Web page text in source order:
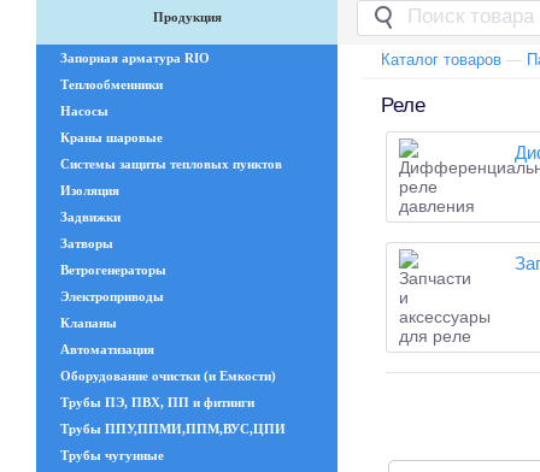
Продукция
Запорная арматура RIO
Теплообменники
Насосы
Краны шаровые
Системы защиты тепловых пунктов
Изоляция
Задвижки
Затворы
Ветрогенераторы
Электроприводы
Клапаны
Автоматизация
Оборудование очистки (и Емкости)
Трубы ПЭ, ПВХ, ПП и фитинги
Трубы ППУ,ППМИ,ППМ,ВУС,ЦПИ
Трубы чугунные
Каталог товаров —
Реле